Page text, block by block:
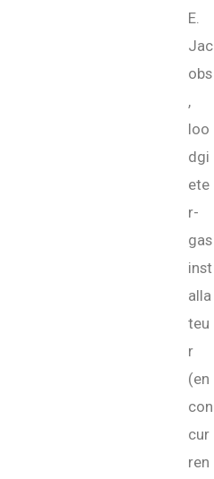
E.
Jac
obs
,
loo
dgi
ete
r-
gas
inst
alla
teu
r
(en
con
cur
ren